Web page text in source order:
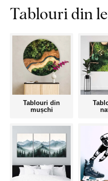
Tablouri din
Tablouri din
mușchi